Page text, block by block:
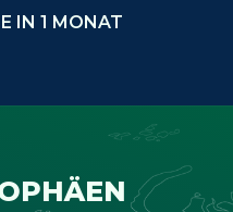
IN 1 MONAT